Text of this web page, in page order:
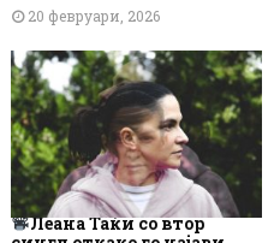
20 февруари, 2026
Леана Таќи со втор